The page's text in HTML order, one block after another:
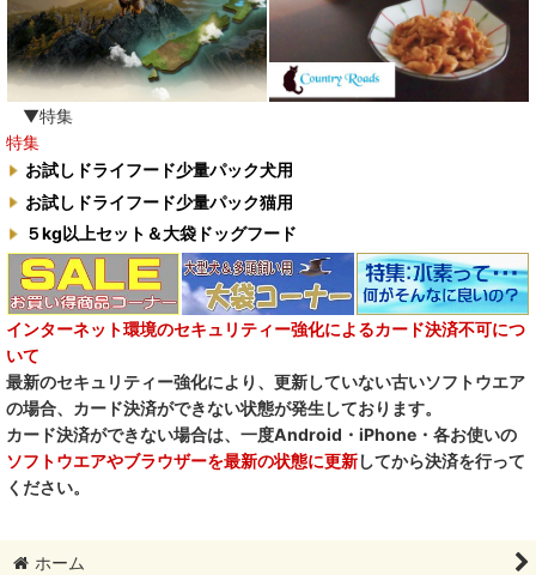
▼特集
特集
お試しドライフード少量パック犬用
お試しドライフード少量パック猫用
５kg以上セット＆大袋ドッグフード
インターネット環境のセキュリティー強化によるカード決済不可につ
いて
最新のセキュリティー強化により、更新していない古いソフトウエア
の場合、カード決済ができない状態が発生しております。
カード決済ができない場合は、一度Android・iPhone・各お使いの
ソフトウエアやブラウザーを最新の状態に更新してから決済を行って
ください。
ホーム